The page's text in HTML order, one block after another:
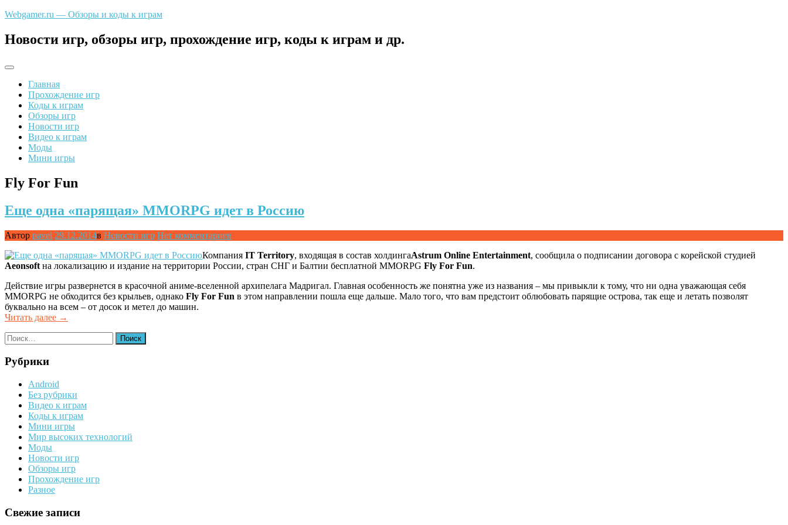
Перейти
содержимому
Webgamer.ru — Обзоры и коды к играм
Новости игр, обзоры игр, прохождение игр, коды к играм и др.
Главная
Прохождение игр
Коды к играм
Обзоры игр
Новости игр
Видео к играм
Моды
Мини игры
Fly For Fun
Еще одна «парящая» MMORPG идет в Россию
Автор pavel 29.12.2014в Новости игр Нет комментариев
Компания IT Territory, входящая в состав холдингаAstrum Online Entertainment, сообщила о подписании договора с корейской студией
Aeonsoft на локализацию и издание на территории России, стран СНГ и Балтии бесплатной MMORPG Fly For Fun.
Действие игры развернется в красочной аниме-вселенной архипелага Мадригал. Главная особенность же понятна уже из названия – мы привыкли к тому, что ни одна уважающая себя
MMORPG не обходится без крыльев, однако Fly For Fun в этом направлении пошла еще дальше. Мало того, что вам предстоит облюбовать парящие острова, так еще и летать позволят
буквально на всем – от досок и метел до машин.
Читать далее «Еще
Россию»
→
Найти:
Рубрики
Android
Без рубрики
Видео к играм
Коды к играм
Мини игры
Мир высоких технологий
Моды
Новости игр
Обзоры игр
Прохождение игр
Разное
Свежие записи